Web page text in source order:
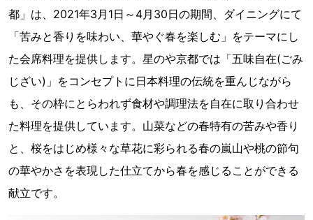
都」は、2021年3月1日～4月30日の期間、ダイニングにて
「苦みと香りを味わい、華やぐ春を楽しむ」をテーマにし
た会席料理を提供します。星のや京都では「五味自在(ごみ
じざい)」をコンセプトに日本料理の伝統を重んじながら
も、その枠にとらわれず食材や調理法を自在に取り合わせ
た料理を提供しています。山菜などの春特有の苦みや香り
と、桜をはじめ様々な草花に彩られる春の嵐山や桃の節句
の華やかさを表現した仕立てから春を感じることができる
献立です。